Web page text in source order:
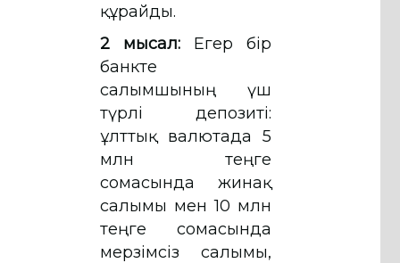
құрайды.
2 мысал:Егер бір
банкте
салымшының үш
түрлі депозиті:
ұлттық валютада 5
млн теңге
сомасында жинақ
салымы мен 10 млн
теңге сомасында
мерзімсіз салымы,